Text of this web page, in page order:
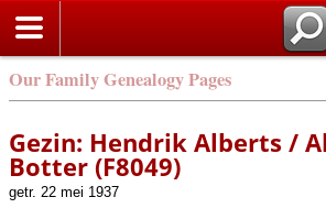
Our Family Genealogy Pages
Gezin: Hendrik Alberts /
Botter (F8049)
getr. 22 mei 1937